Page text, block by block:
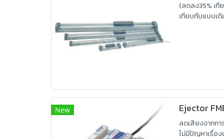
(ลดลง35% เ
เทียบกับแบบเดิ
New Ejector
ลดเสียงจากก
ไม่มีปัญหาเรื่อ